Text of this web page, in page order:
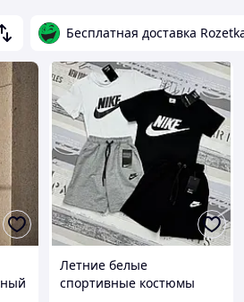
Бесплатная доставка
Летние белые
спортивные костюмы